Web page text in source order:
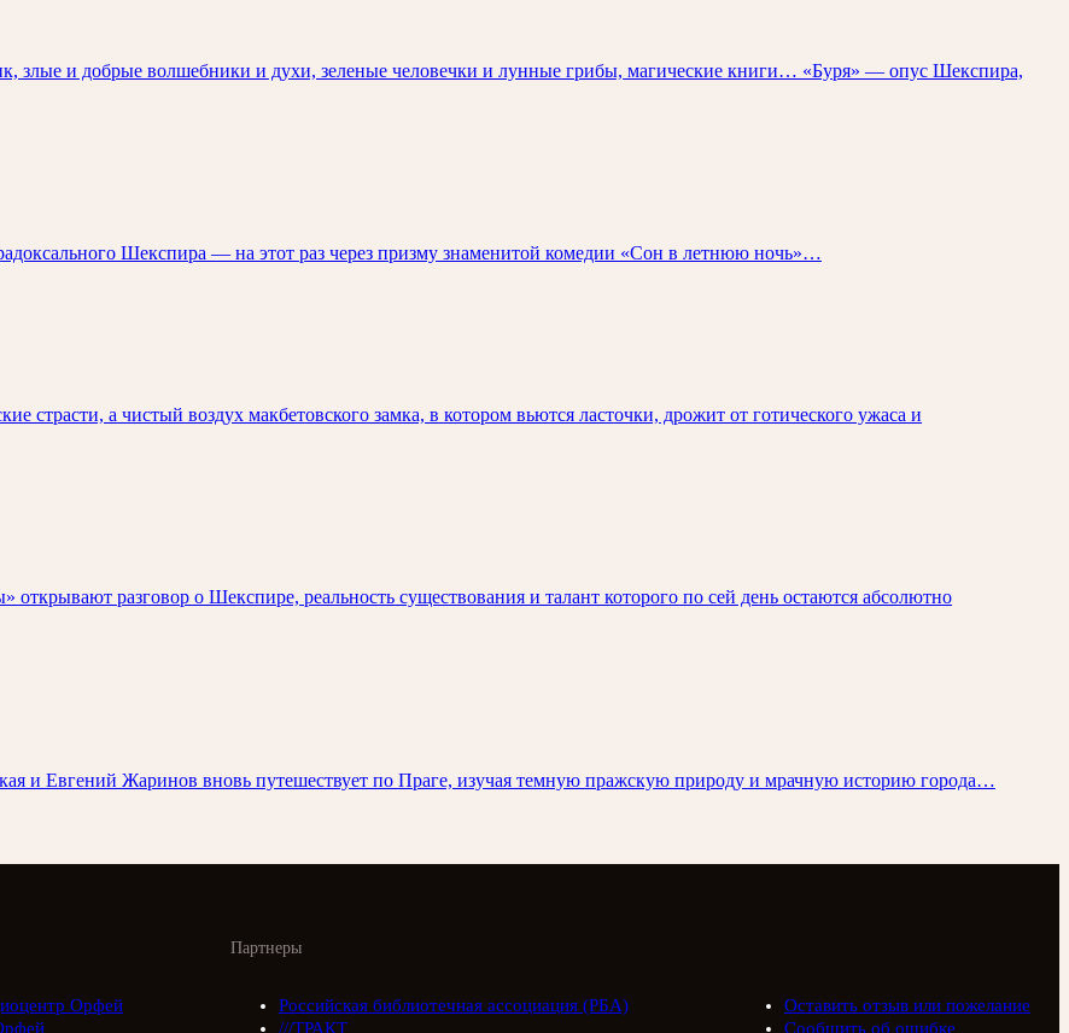
злые и добрые волшебники и духи, зеленые человечки и лунные грибы, магические книги… «Буря» — опус Шекспира,
Шекспира — на этот раз через призму знаменитой комедии «Сон в летнюю ночь»…
а чистый воздух макбетовского замка, в котором вьются ласточки, дрожит от готического ужаса и
разговор о Шекспире, реальность существования и талант которого по сей день остаются абсолютно
и Евгений Жаринов вновь путешествует по Праге, изучая темную пражскую природу и мрачную историю города…
Орфей
Партнеры
Российская библиотечная ассоциация (РБА)
///ТРАКТ
Оставить отзыв или пожелание
Сообщить об ошибке